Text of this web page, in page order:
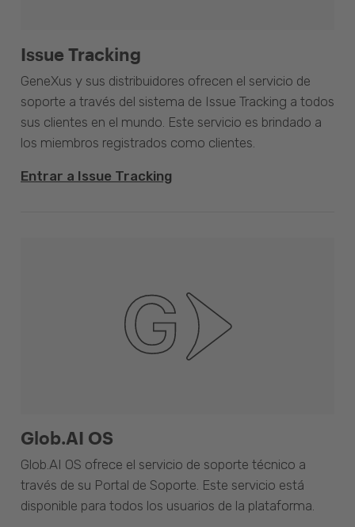
Issue Tracking
GeneXus y sus distribuidores ofrecen el servicio de
soporte a través del sistema de Issue Tracking a todos
sus clientes en el mundo. Este servicio es brindado a
los miembros registrados como clientes.
Entrar a Issue Tracking
Glob.AI OS
Glob.AI OS ofrece el servicio de soporte técnico a
través de su Portal de Soporte. Este servicio está
disponible para todos los usuarios de la plataforma.